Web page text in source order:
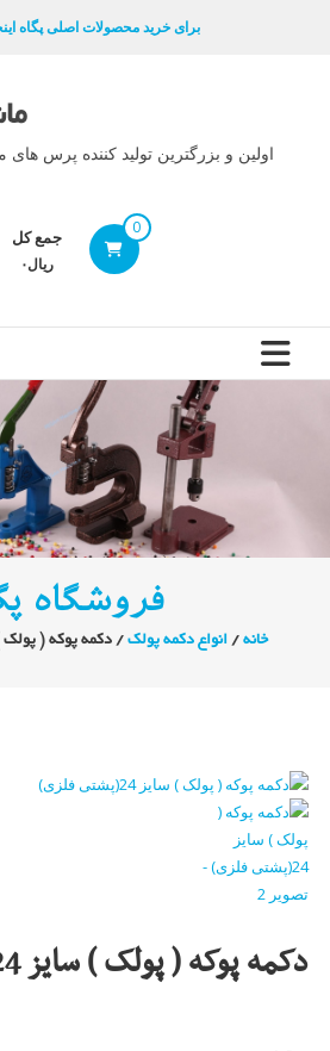
برای خرید محصولات اصلی پگاه
اولین و بزرگترین تولید کننده پرس
0 جمع کل
ریال۰
فروشگاه
خانه / انواع دکمه پولک / دکمه پوکه ( پولک ) سایز
دکمه پوکه ( پولک ) سایز 24(پشتی فلزی)